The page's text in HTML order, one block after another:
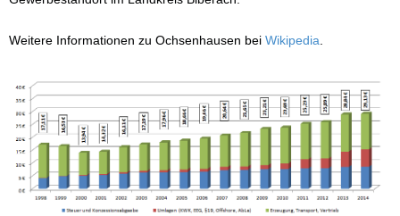
Weitere Informationen zu Ochsenhausen bei Wikipedia